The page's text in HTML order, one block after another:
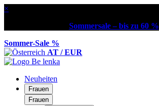
×
Sommersale – bis zu 60 %
Sommer-Sale %
AT / EUR
Neuheiten
Frauen
Frauen